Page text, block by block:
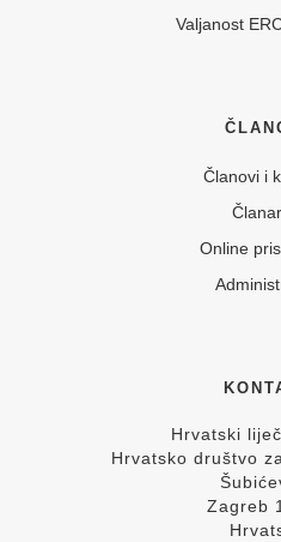
Valjanost
Članovi i
Online
Hrvatski
Hrvatsko društvo
Zagreb